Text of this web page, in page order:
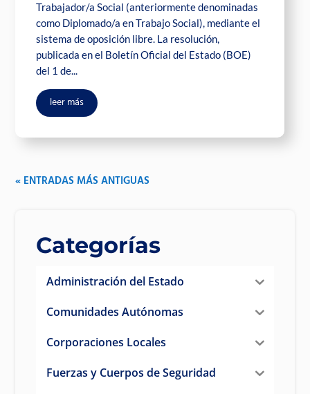
Trabajador/a Social (anteriormente denominadas
como Diplomado/a en Trabajo Social), mediante el
sistema de oposición libre. La resolución,
publicada en el Boletín Oficial del Estado (BOE)
del 1 de...
leer más
« ENTRADAS MÁS ANTIGUAS
Categorías
Administración del Estado
Comunidades Autónomas
Corporaciones Locales
Fuerzas y Cuerpos de Seguridad